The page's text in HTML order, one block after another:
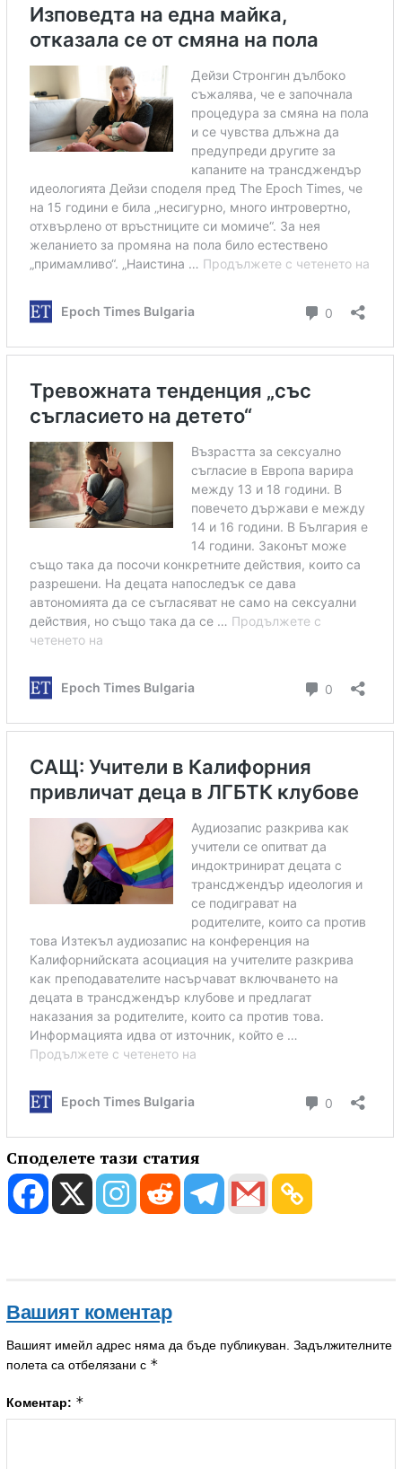
Споделете тази статия
Вашият коментар
Вашият имейл адрес няма да бъде публикуван. Задължителните
полета са отбелязани с *
Коментар: *